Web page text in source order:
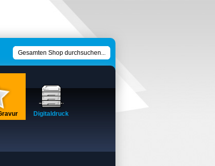
Digitaldruck